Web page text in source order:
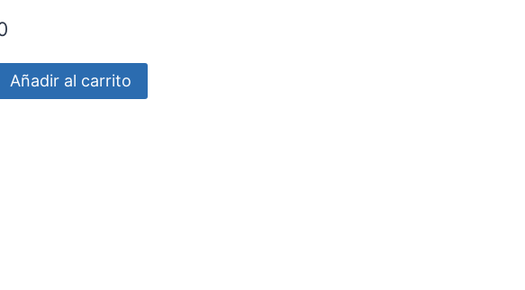
Añadir al carrito